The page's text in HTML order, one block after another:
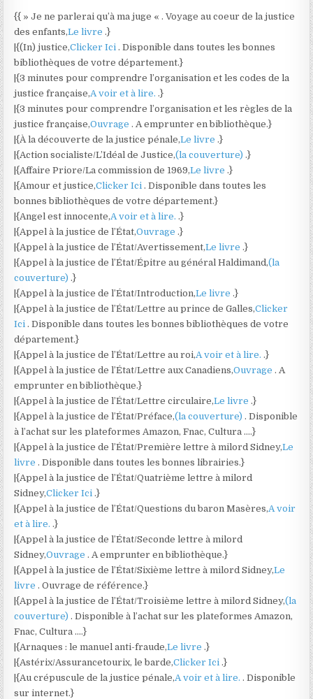
{{ » Je ne parlerai qu’à ma juge « . Voyage au coeur de la justice
des enfants,Le livre.}
|{(In) justice,Clicker Ici. Disponible dans toutes les bonnes
bibliothèques de votre département.}
|{3 minutes pour comprendre l’organisation et les codes de la
justice française,A voir et à lire..}
|{3 minutes pour comprendre l’organisation et les règles de la
justice française,Ouvrage. A emprunter en bibliothèque.}
|{À la découverte de la justice pénale,Le livre.}
|{Action socialiste/L’Idéal de Justice,(la couverture).}
|{Affaire Priore/La commission de 1969,Le livre.}
|{Amour et justice,Clicker Ici. Disponible dans toutes les
bonnes bibliothèques de votre département.}
|{Angel est innocente,A voir et à lire..}
|{Appel à la justice de l’État,Ouvrage.}
|{Appel à la justice de l’État/Avertissement,Le livre.}
|{Appel à la justice de l’État/Épitre au général Haldimand,(la
couverture).}
|{Appel à la justice de l’État/Introduction,Le livre.}
|{Appel à la justice de l’État/Lettre au prince de Galles,Clicker
Ici. Disponible dans toutes les bonnes bibliothèques de votre
département.}
|{Appel à la justice de l’État/Lettre au roi,A voir et à lire..}
|{Appel à la justice de l’État/Lettre aux Canadiens,Ouvrage. A
emprunter en bibliothèque.}
|{Appel à la justice de l’État/Lettre circulaire,Le livre.}
|{Appel à la justice de l’État/Préface,(la couverture). Disponible
à l’achat sur les plateformes Amazon, Fnac, Cultura ….}
|{Appel à la justice de l’État/Première lettre à milord Sidney,Le
livre. Disponible dans toutes les bonnes librairies.}
|{Appel à la justice de l’État/Quatrième lettre à milord
Sidney,Clicker Ici.}
|{Appel à la justice de l’État/Questions du baron Masères,A voir
et à lire..}
|{Appel à la justice de l’État/Seconde lettre à milord
Sidney,Ouvrage. A emprunter en bibliothèque.}
|{Appel à la justice de l’État/Sixième lettre à milord Sidney,Le
livre. Ouvrage de référence.}
|{Appel à la justice de l’État/Troisième lettre à milord Sidney,(la
couverture). Disponible à l’achat sur les plateformes Amazon,
Fnac, Cultura ….}
|{Arnaques : le manuel anti-fraude,Le livre.}
|{Astérix/Assurancetourix, le barde,Clicker Ici.}
|{Au crépuscule de la justice pénale,A voir et à lire.. Disponible
sur internet.}